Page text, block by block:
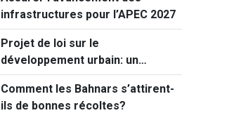
infrastructures pour l’APEC 2027
Projet de loi sur le
développement urbain: un
mécanisme exceptionnel pour Hô
Chi Minh-ville
Comment les Bahnars s’attirent-
ils de bonnes récoltes?